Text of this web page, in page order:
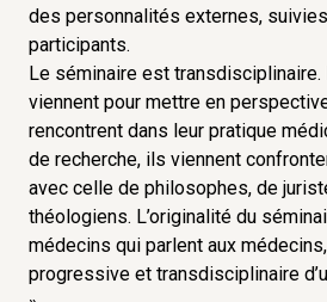
tout, jusqu’à détenir les clés
? Est-il également habilité à
faveur de modifications de
introduisant par exemple des
dans la sexualité humaine,
implique ?
Les situations humaines
limites de notre humanité. Le
des personnalités externes,
participants.
Le séminaire est
viennent pour mettre en
rencontrent dans leur pratique
de recherche, ils viennent
avec celle de philosophes, de
théologiens. L’originalité du
médecins qui parlent aux
progressive et transdisciplinaire